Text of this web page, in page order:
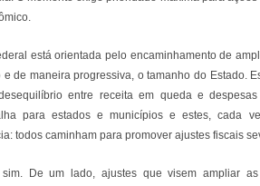
está orientada pelo encaminhamento de
de maneira progressiva, o tamanho do Estado.
entre receita em queda e
para estados e municípios e estes, cada
todos caminham para promover ajustes fiscais
De um lado, ajustes que visem ampliar